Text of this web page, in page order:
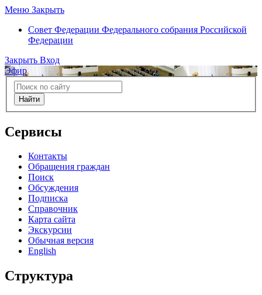
Меню Закрыть
Совет Федерации Федерального собрания Российской
Федерации
Закрыть Вход
Эфир
Найти
Сервисы
Контакты
Обращения граждан
Поиск
Обсуждения
Подписка
Справочник
Карта сайта
Экскурсии
Обычная версия
English
Структура